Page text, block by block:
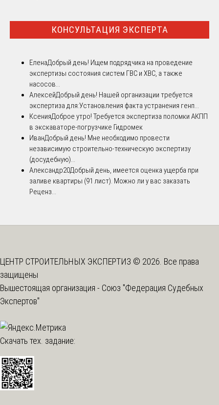
КОНСУЛЬТАЦИЯ ЭКСПЕРТА
ЕленаДобрый день! Ищем подрядчика на проведение
экспертизы состояния систем ГВС и ХВС, а также
насосов...
АлексейДобрый день! Нашей организации требуется
экспертиза для:Установления факта устранения генп...
КсенияДоброе утро! Требуется экспертиза поломки АКПП
в экскаваторе-погрузчике Гидромек
ИванДобрый день! Мне необходимо провести
независимую строительно-техническую экспертизу
(досудебную)...
Александр20Добрый день, имеется оценка ущерба при
заливе квартиры (91 лист). Можно ли у вас заказать
Реценз...
ЦЕНТР СТРОИТЕЛЬНЫХ ЭКСПЕРТИЗ © 2026. Все права
защищены
Вышестоящая организация - Союз "Федерация Судебных
Экспертов"
Скачать тех. задание: